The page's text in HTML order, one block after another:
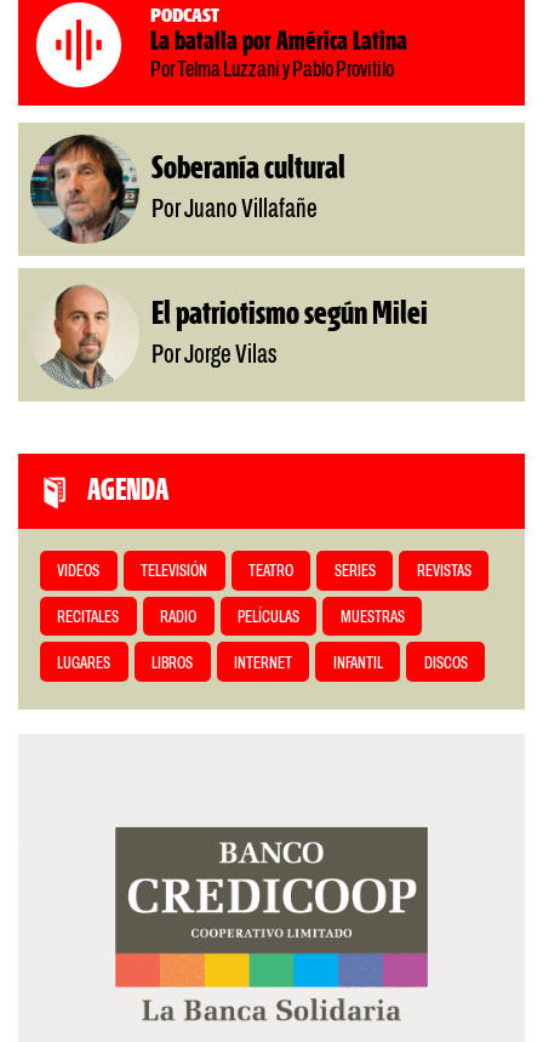
Podcast
La batalla por América Latina
Por Telma Luzzani y Pablo Provitilo
Soberanía cultural
Por Juano Villafañe
El patriotismo según Milei
Por Jorge Vilas
AGENDA
VIDEOS TELEVISIÓN TEATRO SERIES REVISTAS
RECITALES RADIO PELÍCULAS MUESTRAS
LUGARES LIBROS INTERNET INFANTIL DISCOS